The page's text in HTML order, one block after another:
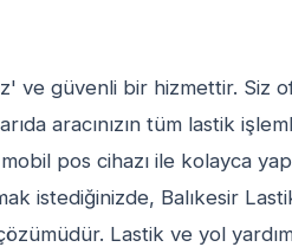
ve güvenli bir hizmettir. Siz
aracınızın tüm lastik
pos cihazı ile kolayca
istediğinizde, Balıkesir
Lastik ve yol